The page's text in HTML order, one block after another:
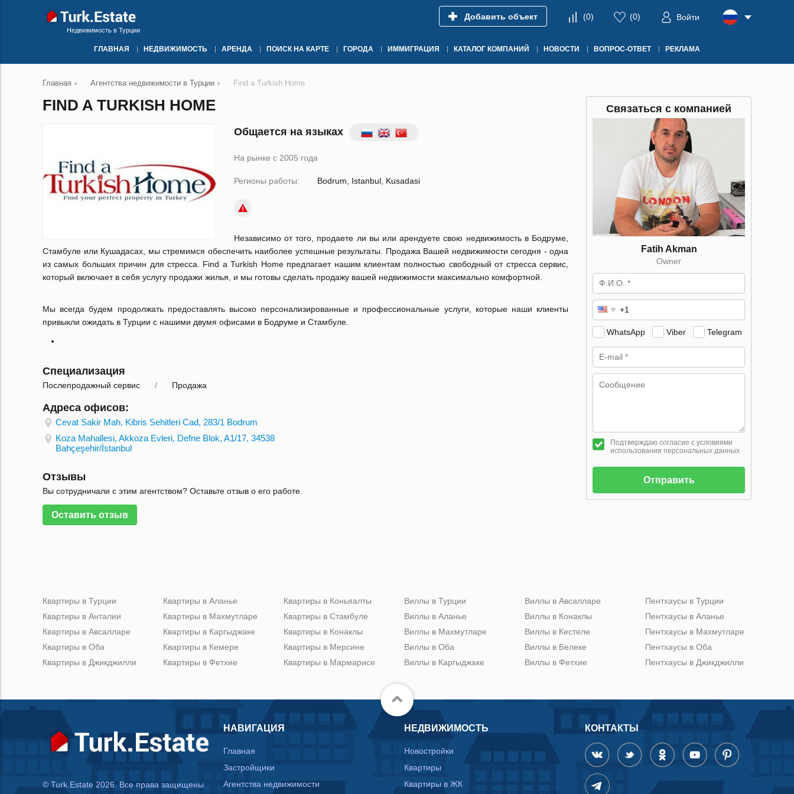
Недвижимость в Турции
Добавить объект (0) (0) Войти
ГЛАВНАЯ НЕДВИЖИМОСТЬ АРЕНДА ПОИСК НА КАРТЕ ГОРОДА ИММИГРАЦИЯ КАТАЛОГ КОМПАНИЙ НОВОСТИ ВОПРОС-ОТВЕТ РЕКЛАМА
Главная › Агентства недвижимости в Турции › Find a Turkish Home
FIND A TURKISH HOME
Общается на языках
На рынке с 2005 года
Регионы работы: Bodrum, Istanbul, Kusadasi
Независимо от того, продаете ли вы или арендуете свою недвижимость в Бодруме,
Стамбуле или Кушадасах, мы стремимся обеспечить наиболее успешные результаты. Продажа Вашей недвижимости сегодня - одна
из самых больших причин для стресса. Find a Turkish Home предлагает нашим клиентам полностью свободный от стресса сервис,
который включает в себя услугу продажи жилья, и мы готовы сделать продажу вашей недвижимости максимально комфортной.
Мы всегда будем продолжать предоставлять высоко персонализированные и профессиональные услуги, которые наши клиенты
привыкли ожидать в Турции с нашими двумя офисами в Бодруме и Стамбуле.
Специализация
Послепродажный сервис Продажа
Адреса офисов:
Cevat Sakir Mah, Kibris Sehitleri Cad, 283/1 Bodrum
Koza Mahallesi, Akkoza Evleri, Defne Blok, A1/17, 34538
Bahçeşehir/İstanbul
Отзывы
Вы сотрудничали с этим агентством? Оставьте отзыв о его работе.
Оставить отзыв
Связаться с компанией
Fatih Akman
Owner
WhatsApp Viber Telegram
Подтверждаю согласие с условиями
использования персональных данных
Отправить
Квартиры в Турции
Квартиры в Анталии
Квартиры в Авсалларе
Квартиры в Оба
Квартиры в Джикджилли
Квартиры в Аланье
Квартиры в Махмутларе
Квартиры в Каргыджаке
Квартиры в Кемере
Квартиры в Фетхие
Квартиры в Коньяалты
Квартиры в Стамбуле
Квартиры в Конаклы
Квартиры в Мерсине
Квартиры в Мармарисе
Виллы в Турции
Виллы в Аланье
Виллы в Махмутларе
Виллы в Оба
Виллы в Каргыджаке
Виллы в Авсалларе
Виллы в Конаклы
Виллы в Кестеле
Виллы в Белеке
Виллы в Фетхие
Пентхаусы в Турции
Пентхаусы в Аланье
Пентхаусы в Махмутларе
Пентхаусы в Оба
Пентхаусы в Джикджилли
© Turk.Estate 2026. Все права защищены.
НАВИГАЦИЯ
Главная
Застройщики
Агентства недвижимости
НЕДВИЖИМОСТЬ
Новостройки
Квартиры
Квартиры в ЖК
КОНТАКТЫ